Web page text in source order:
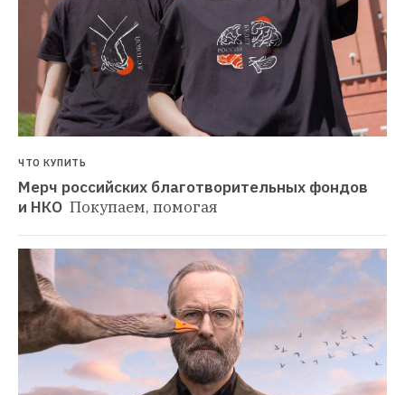
ЧТО КУПИТЬ
Мерч российских благотворительных фондов
и НКО Покупаем, помогая